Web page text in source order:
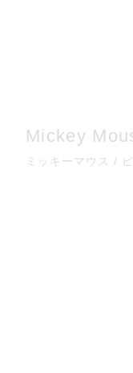
Mickey
ミッキーマウス /